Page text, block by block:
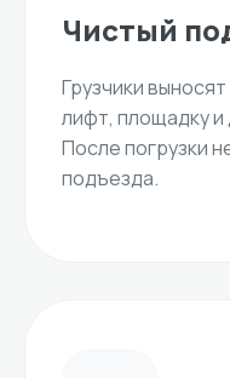
Чистый
Грузчики
лифт, площадку и
После погрузки
подъезда.